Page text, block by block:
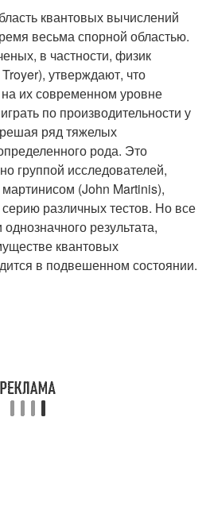
квантовых вычислений
весьма спорной областью.
в частности, физик
утверждают, что
их современном уровне
по производительности у
ряд тяжелых
рода. Это
группой исследователей,
(John Martinis),
различных тестов. Но все
результата,
квантовых
в подвешенном состоянии.